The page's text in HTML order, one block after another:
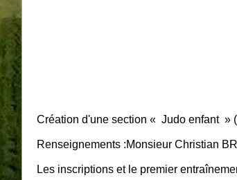
Création d'une section « Judo enfant »
Renseignements :Monsieur Christian
Les inscriptions et le premier